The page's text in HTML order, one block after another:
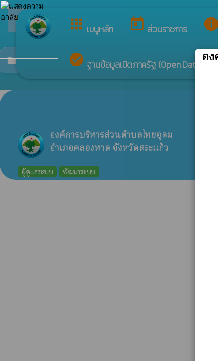
apps เมนูหลัก today ส่วนราชการ
check_circle ฐานข้อมูลเปิดภาครัฐ (Open Data)
arrow_back_ios กลับเมนูหลัก
folderมาตรการส่งเสริมความโปร่งใสในการจัดซื้อจัดจ้า
องค์การบริหารส่วนตำบลไทยอุดม
อำเภอคลองหาด จังหวัดสระแก้ว
ผู้ดูแลระบบ พัฒนาระบบ
อ